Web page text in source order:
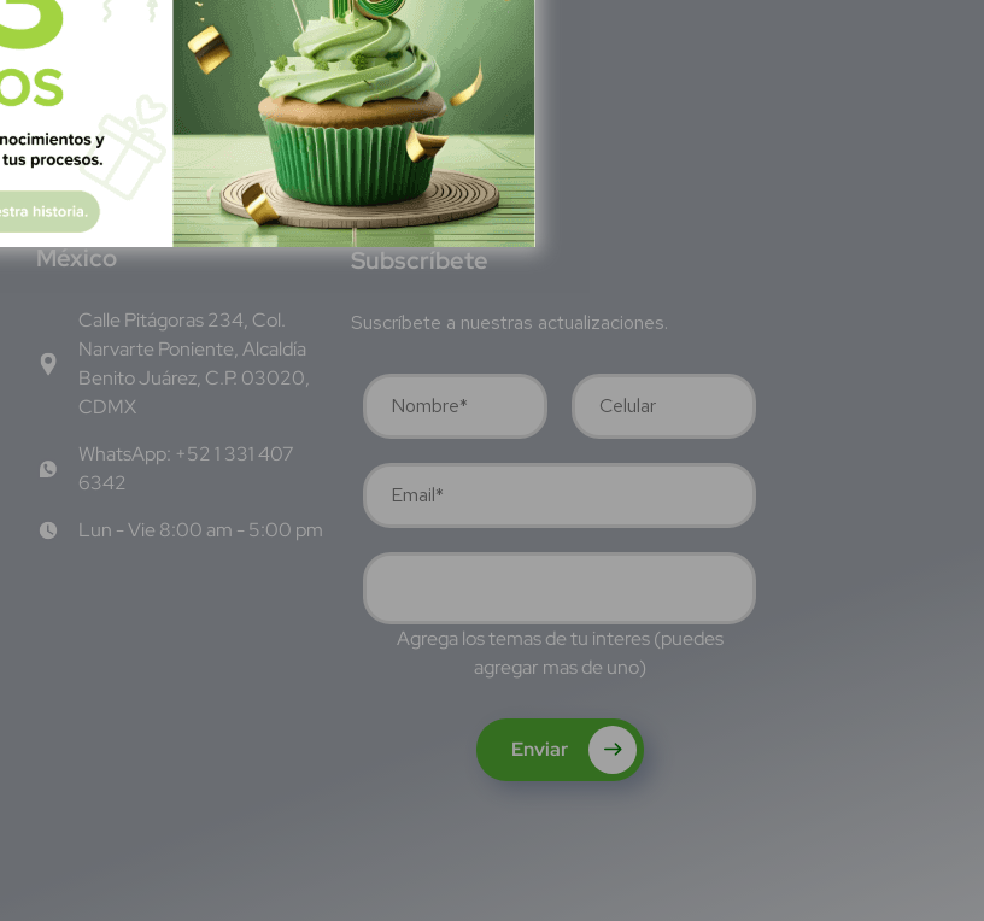
México
Calle Pitágoras 234, Col.
Narvarte Poniente, Alcaldía
Benito Juárez, C.P. 03020,
CDMX
WhatsApp: +52 1 331 407
6342
Lun - Vie 8:00 am - 5:00 pm
Subscríbete
Suscríbete a nuestras actualizaciones.
Agrega los temas de tu interes (puedes
agregar mas de uno)
Enviar